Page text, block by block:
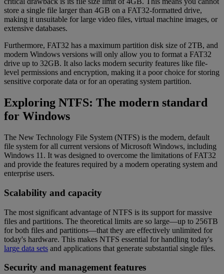
store a single file larger than 4GB on a FAT32-formatted drive,
making it unsuitable for large video files, virtual machine images, or
extensive databases.
Furthermore, FAT32 has a maximum partition disk size of 2TB, and
modern Windows versions will only allow you to format a FAT32
drive up to 32GB. It also lacks modern security features like file-
level permissions and encryption, making it a poor choice for storing
sensitive corporate data or for an operating system partition.
Exploring NTFS: The modern standard
for Windows
The New Technology File System (NTFS) is the modern, default
file system for all current versions of Microsoft Windows, including
Windows 11. It was designed to overcome the limitations of FAT32
and provide the features required by a modern operating system and
enterprise users.
Scalability and capacity
The most significant advantage of NTFS is its support for massive
files and partitions. The theoretical limits are so large—up to 256TB
for both files and partitions—that they are effectively unlimited for
today's hardware. This makes NTFS essential for handling today's
large data sets and applications that generate substantial single files.
Security and management features